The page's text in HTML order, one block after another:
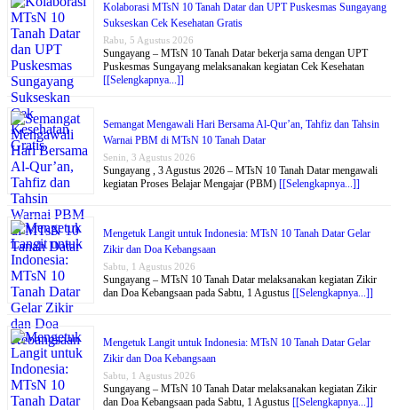
Kolaborasi MTsN 10 Tanah Datar dan UPT Puskesmas Sungayang
Sukseskan Cek Kesehatan Gratis
Rabu, 5 Agustus 2026
Sungayang – MTsN 10 Tanah Datar bekerja sama dengan UPT
Puskesmas Sungayang melaksanakan kegiatan Cek Kesehatan
[[Selengkapnya...]]
Semangat Mengawali Hari Bersama Al-Qur’an, Tahfiz dan Tahsin
Warnai PBM di MTsN 10 Tanah Datar
Senin, 3 Agustus 2026
Sungayang , 3 Agustus 2026 – MTsN 10 Tanah Datar mengawali
kegiatan Proses Belajar Mengajar (PBM) [[Selengkapnya...]]
Mengetuk Langit untuk Indonesia: MTsN 10 Tanah Datar Gelar
Zikir dan Doa Kebangsaan
Sabtu, 1 Agustus 2026
Sungayang – MTsN 10 Tanah Datar melaksanakan kegiatan Zikir
dan Doa Kebangsaan pada Sabtu, 1 Agustus [[Selengkapnya...]]
Mengetuk Langit untuk Indonesia: MTsN 10 Tanah Datar Gelar
Zikir dan Doa Kebangsaan
Sabtu, 1 Agustus 2026
Sungayang – MTsN 10 Tanah Datar melaksanakan kegiatan Zikir
dan Doa Kebangsaan pada Sabtu, 1 Agustus [[Selengkapnya...]]